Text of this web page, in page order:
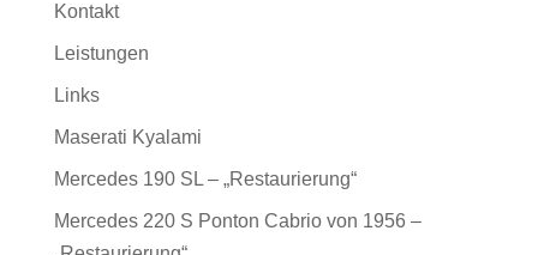
Kontakt
Leistungen
Links
Maserati Kyalami
Mercedes 190 SL – „Restaurierung“
Mercedes 220 S Ponton Cabrio von 1956 –